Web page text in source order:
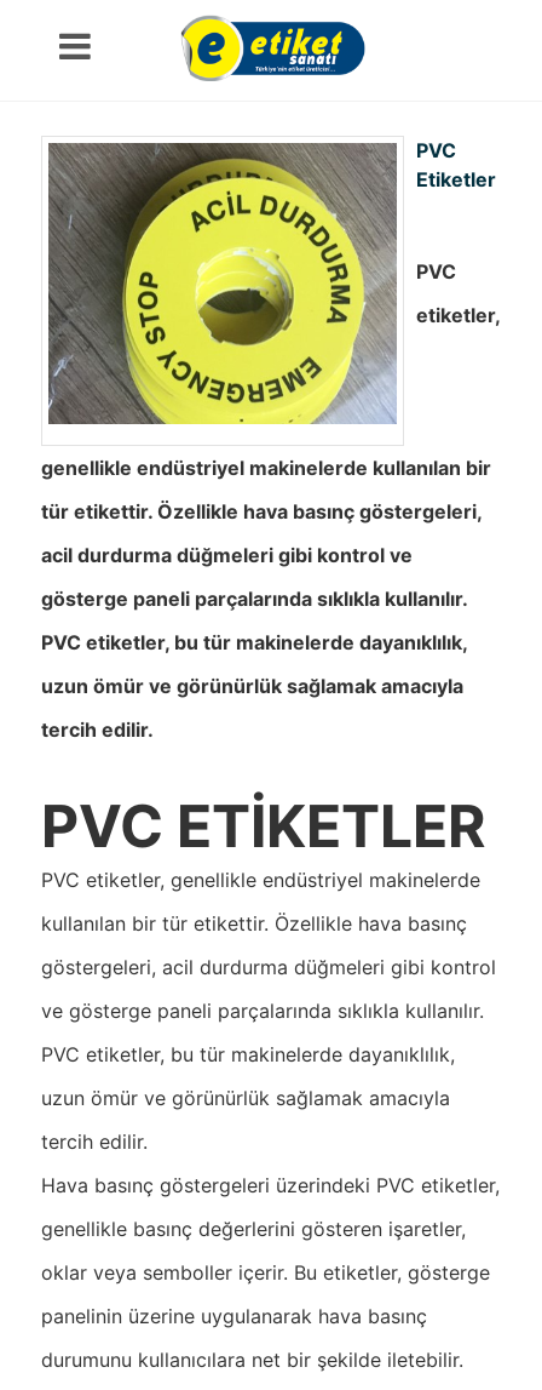
PVC
Etiketler
PVC
etiketler,
genellikle endüstriyel makinelerde kullanılan bir
tür etikettir. Özellikle hava basınç göstergeleri,
acil durdurma düğmeleri gibi kontrol ve
gösterge paneli parçalarında sıklıkla kullanılır.
PVC etiketler, bu tür makinelerde dayanıklılık,
uzun ömür ve görünürlük sağlamak amacıyla
tercih edilir.
PVC ETİKETLER
PVC etiketler, genellikle endüstriyel makinelerde
kullanılan bir tür etikettir. Özellikle hava basınç
göstergeleri, acil durdurma düğmeleri gibi kontrol
ve gösterge paneli parçalarında sıklıkla kullanılır.
PVC etiketler, bu tür makinelerde dayanıklılık,
uzun ömür ve görünürlük sağlamak amacıyla
tercih edilir.
Hava basınç göstergeleri üzerindeki PVC etiketler,
genellikle basınç değerlerini gösteren işaretler,
oklar veya semboller içerir. Bu etiketler, gösterge
panelinin üzerine uygulanarak hava basınç
durumunu kullanıcılara net bir şekilde iletebilir.